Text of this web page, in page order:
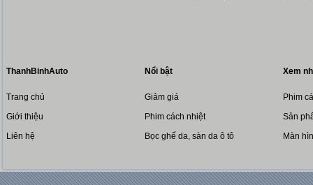
ThanhBinhAuto
Trang chủ
Giới thiệu
Liên hệ
Nổi bật
Giảm giá
Phim cách nhiệt
Bọc ghế da, sàn da ô tô
Xem
Phim
Sản
Màn